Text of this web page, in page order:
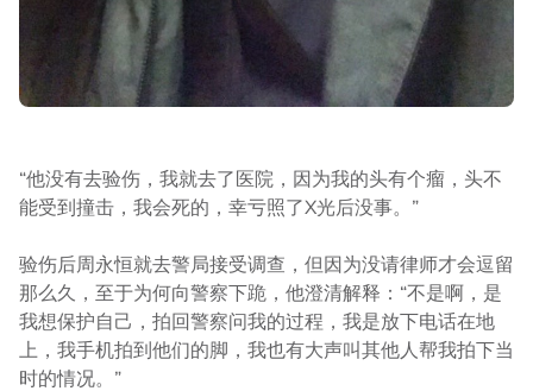
“他没有去验伤，我就去了医院，因为我的头有个瘤，头不
能受到撞击，我会死的，幸亏照了X光后没事。”
验伤后周永恒就去警局接受调查，但因为没请律师才会逗留
那么久，至于为何向警察下跪，他澄清解释：“不是啊，是
我想保护自己，拍回警察问我的过程，我是放下电话在地
上，我手机拍到他们的脚，我也有大声叫其他人帮我拍下当
时的情况。”